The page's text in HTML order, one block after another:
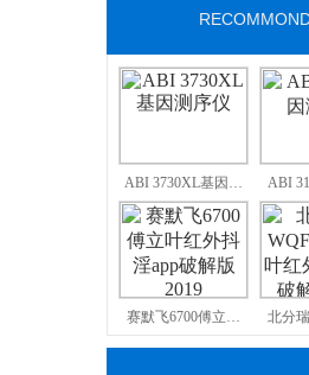
ABI 3730XL基因… ABI
赛默飞6700傅立… 北分